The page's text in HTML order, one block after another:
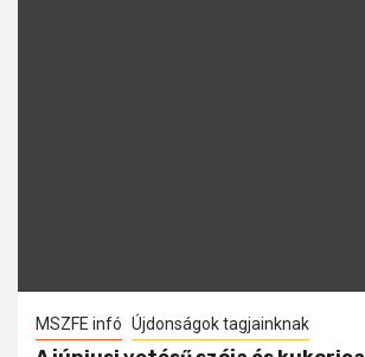
MSZFE infó Újdonságok tagjainknak